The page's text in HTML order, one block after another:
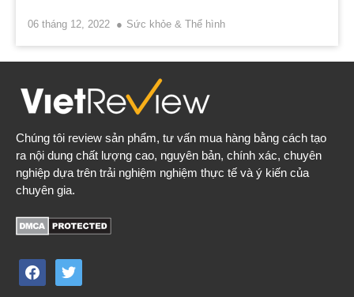
06 tháng 12, 2022 Sức khỏe & Thể hình
Chúng tôi review sản phẩm, tư vấn mua hàng bằng cách tạo
ra nội dung chất lượng cao, nguyên bản, chính xác, chuyên
nghiệp dựa trên trải nghiệm nghiệm thực tế và ý kiến của
chuyên gia.
facebooktwitter